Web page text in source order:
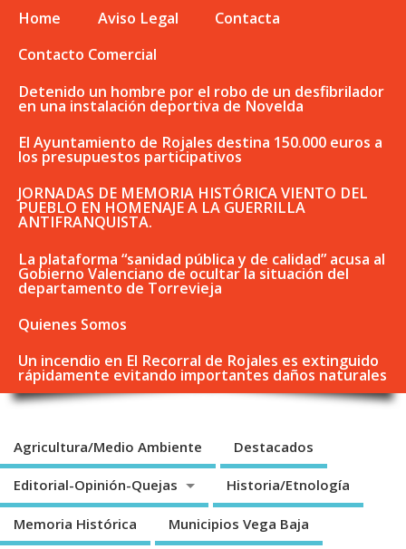
Home Aviso Legal
Contacta
Contacto Comercial
Detenido un hombre por el robo de un desfibrilador
en una instalación deportiva de Novelda
El Ayuntamiento de Rojales destina 150.000 euros a
los presupuestos participativos
JORNADAS DE MEMORIA HISTÓRICA VIENTO DEL
PUEBLO EN HOMENAJE A LA GUERRILLA
ANTIFRANQUISTA.
La plataforma “sanidad pública y de calidad” acusa al
Gobierno Valenciano de ocultar la situación del
departamento de Torrevieja
Quienes Somos
Un incendio en El Recorral de Rojales es extinguido
rápidamente evitando importantes daños naturales
Agricultura/Medio Ambiente Destacados
Editorial-Opinión-Quejas Historia/Etnología
Memoria Histórica Municipios Vega Baja